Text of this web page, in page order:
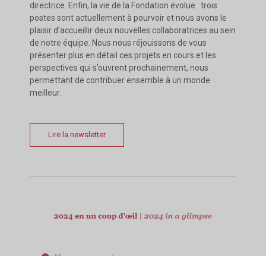
directrice. Enfin, la vie de la Fondation évolue : trois
postes sont actuellement à pourvoir et nous avons le
plaisir d’accueillir deux nouvelles collaboratrices au sein
de notre équipe. Nous nous réjouissons de vous
présenter plus en détail ces projets en cours et les
perspectives qui s’ouvrent prochainement, nous
permettant de contribuer ensemble à un monde
meilleur.
Lire la newsletter